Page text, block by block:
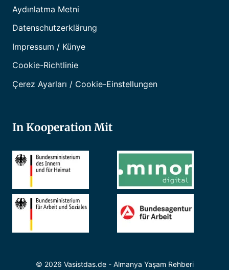
Aydınlatma Metni
Datenschutzerklärung
Impressum / Künye
Cookie-Richtlinie
Çerez Ayarları / Cookie-Einstellungen
In Kooperation Mit
© 2026 Vasistdas.de - Almanya Yaşam Rehberi